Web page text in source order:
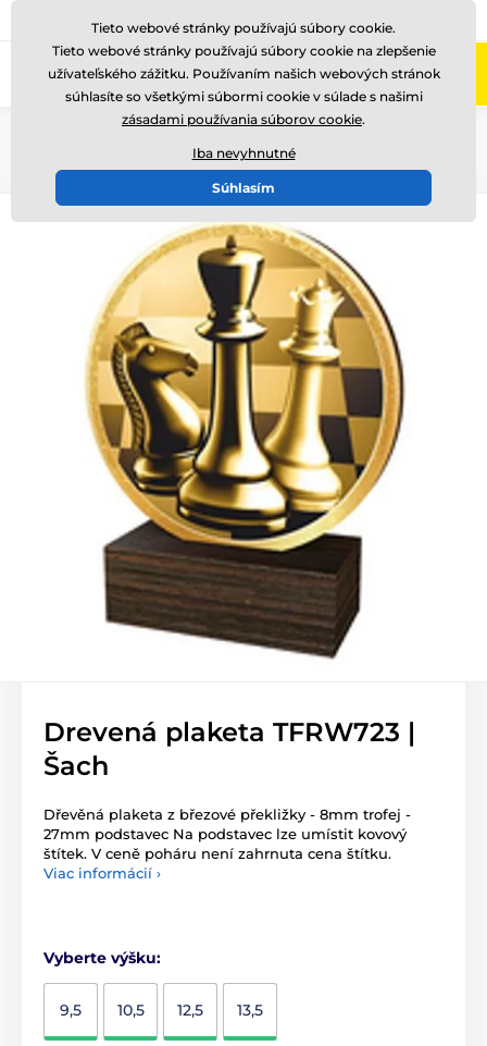
Zavolajte nám (Po-Pi 8-17) +421220255160
Drevená plaketa TFRW723 |
Šach
Dřevěná plaketa z březové překližky - 8mm trofej -
27mm podstavec Na podstavec lze umístit kovový
štítek. V ceně poháru není zahrnuta cena štítku.
Viac informácií ›
Vyberte výšku:
9,5 10,5 12,5 13,5
Tieto webové stránky používajú súbory cookie.
Tieto webové stránky používajú súbory cookie na zlepšenie
užívateľského zážitku. Používaním našich webových stránok
súhlasíte so všetkými súbormi cookie v súlade s našimi
zásadami používania súborov cookie.
Iba nevyhnutné
Súhlasím